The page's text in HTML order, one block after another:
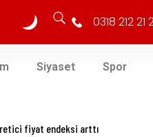
0318 212 21
Siyaset Spor
fiyat endeksi arttı